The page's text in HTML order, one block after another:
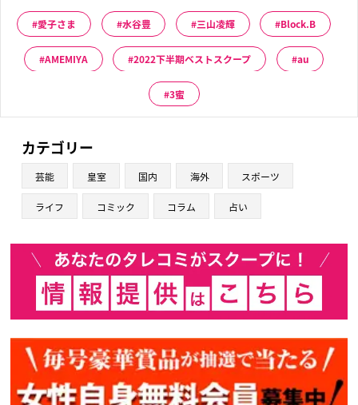
愛子さま 水谷豊 三山凌輝 Block.B
AMEMIYA 2022下半期ベストスクープ au
3蜜
カテゴリー
芸能 皇室 国内 海外 スポーツ
ライフ コミック コラム 占い